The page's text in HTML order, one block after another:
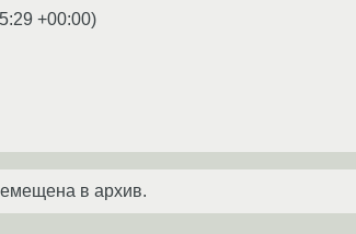
+00:00)
в архив.